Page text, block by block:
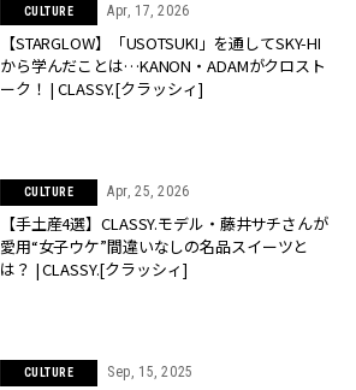
CULTURE Apr, 17, 2026
【STARGLOW】「USOTSUKI」を通してSKY-HI
から学んだことは…KANON・ADAMがクロスト
ーク！ | CLASSY.[クラッシィ]
CULTURE Apr, 25, 2026
【手土産4選】CLASSY.モデル・藤井サチさんが
愛用“女子ウケ”間違いなしの名品スイーツと
は？ | CLASSY.[クラッシィ]
CULTURE Sep, 15, 2025